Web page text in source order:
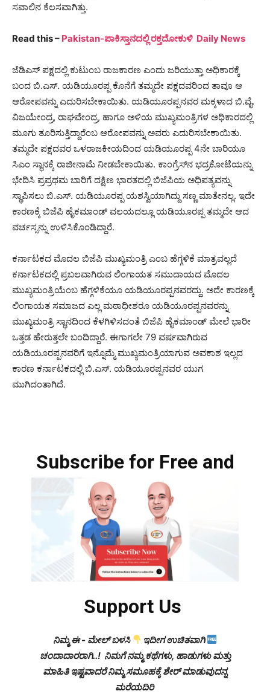
ಸವಾಲಿನ ಕೆಲಸವಾಗಿತ್ತು.
Read this – Pakistan-ಪಾಕಿಸ್ತಾನದಲ್ಲಿ ರಕ್ತದೋಕುಳಿ Daily News
ಜೆಡಿಎಸ್ ಪಕ್ಷದಲ್ಲಿ ಕುಟುಂಬ ರಾಜಕಾರಣ ಎಂದು ಜರಿಯುತ್ತಾ ಅಧಿಕಾರಕ್ಕೆ
ಬಂದ ಬಿ.ಎಸ್. ಯಡಿಯೂರಪ್ಪ ಕೊನೆಗೆ ತಮ್ಮದೇ ಪಕ್ಷದವರಿಂದ ತಾವೂ ಆ
ಆರೋಪವನ್ನು ಎದುರಿಸಬೇಕಾಯಿತು. ಯಡಿಯೂರಪ್ಪನವರ ಮಕ್ಕಳಾದ ಬಿ.ವೈ.
ವಿಜಯೇಂದ್ರ, ರಾಘವೇಂದ್ರ, ಹಾಗೂ ಅಳಿಯ ಮುಖ್ಯಮಂತ್ರಿಗಳ ಅಧಿಕಾರದಲ್ಲಿ
ಮೂಗು ತೂರಿಸುತ್ತಿದ್ದಾರೆಂಬ ಆರೋಪವನ್ನು ಅವರು ಎದುರಿಸಬೇಕಾಯಿತು.
ತಮ್ಮದೇ ಪಕ್ಷದವರ ಒಳರಾಜಕೀಯದಿಂದ ಯಡಿಯೂರಪ್ಪ 4ನೇ ಬಾರಿಯೂ
ಸಿಎಂ ಸ್ಥಾನಕ್ಕೆ ರಾಜೀನಾಮೆ ನೀಡಬೇಕಾಯಿತು. ಕಾಂಗ್ರೆಸ್‍ನ ಭದ್ರಕೋಟೆಯನ್ನು
ಭೇದಿಸಿ ಪ್ರಪ್ರಥಮ ಬಾರಿಗೆ ದಕ್ಷಿಣ ಭಾರತದಲ್ಲಿ ಬಿಜೆಪಿಯ ಅಧಿಪತ್ಯವನ್ನು
ಸ್ಥಾಪಿಸಲು ಬಿ.ಎಸ್. ಯಡಿಯೂರಪ್ಪ ಯಶಸ್ವಿಯಾಗಿದ್ದು ಸಣ್ಣ ಮಾತೇನಲ್ಲ. ಇದೇ
ಕಾರಣಕ್ಕೆ ಬಿಜೆಪಿ ಹೈಕಮಾಂಡ್ ವಲಯದಲ್ಲೂ ಯಡಿಯೂರಪ್ಪ ತಮ್ಮದೇ ಆದ
ವರ್ಚಸ್ಸನ್ನು ಉಳಿಸಿಕೊಂಡಿದ್ದಾರೆ.
ಕರ್ನಾಟಕದ ಮೊದಲ ಬಿಜೆಪಿ ಮುಖ್ಯಮಂತ್ರಿ ಎಂಬ ಹೆಗ್ಗಳಿಕೆ ಮಾತ್ರವಲ್ಲದೆ
ಕರ್ನಾಟಕದಲ್ಲಿ ಪ್ರಬಲವಾಗಿರುವ ಲಿಂಗಾಯತ ಸಮುದಾಯದ ಮೊದಲ
ಮುಖ್ಯಮಂತ್ರಿಯೆಂಬ ಹೆಗ್ಗಳಿಕೆಯೂ ಯಡಿಯೂರಪ್ಪನವರದ್ದು. ಅದೇ ಕಾರಣಕ್ಕೆ
ಲಿಂಗಾಯತ ಸಮಾಜದ ಎಲ್ಲ ಮಠಾಧೀಶರೂ ಯಡಿಯೂರಪ್ಪನವರನ್ನು
ಮುಖ್ಯಮಂತ್ರಿ ಸ್ಥಾನದಿಂದ ಕೆಳಗಿಳಿಸದಂತೆ ಬಿಜೆಪಿ ಹೈಕಮಾಂಡ್ ಮೇಲೆ ಭಾರೀ
ಒತ್ತಡ ಹೇರುತ್ತಲೇ ಬಂದಿದ್ದಾರೆ. ಈಗಾಗಲೇ 79 ವರ್ಷವಾಗಿರುವ
ಯಡಿಯೂರಪ್ಪನವರಿಗೆ ಇನ್ನೊಮ್ಮೆ ಮುಖ್ಯಮಂತ್ರಿಯಾಗುವ ಅವಕಾಶ ಇಲ್ಲದ
ಕಾರಣ ಕರ್ನಾಟಕದಲ್ಲಿ ಬಿ.ಎಸ್. ಯಡಿಯೂರಪ್ಪನವರ ಯುಗ
ಮುಗಿದಂತಾಗಿದೆ.
Subscribe for Free and
Support Us
ನಿಮ್ಮ ಈ - ಮೇಲ್ ಬಳಸಿ
ಇದೀಗ ಉಚಿತವಾಗಿ
ಚಂದಾದಾರರಾಗಿ..! ನಿಮಗೆ ನಮ್ಮ ಕಥೆಗಳು, ಹಾಡುಗಳು ಮತ್ತು
ಮಾಹಿತಿ ಇಷ್ಟವಾದರೆ ನಿಮ್ಮ ಸಮೂಹಕ್ಕೆ ಶೇರ್ ಮಾಡುವುದನ್ನ
ಮರೆಯದಿರಿ